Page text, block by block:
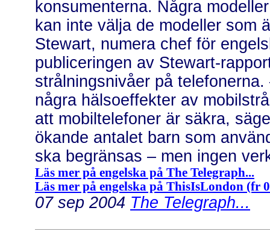
konsumenterna. Några
kan inte välja de modeller som
Stewart, numera chef för
publiceringen av Stewart-
strålningsnivåer på
några hälsoeffekter av
att mobiltelefoner är säkra,
ökande antalet barn som
ska begränsas – men ingen
Läs mer på engelska på The Telegraph...
Läs mer på engelska på ThisIsLondon (fr
07 sep 2004 The Telegraph...